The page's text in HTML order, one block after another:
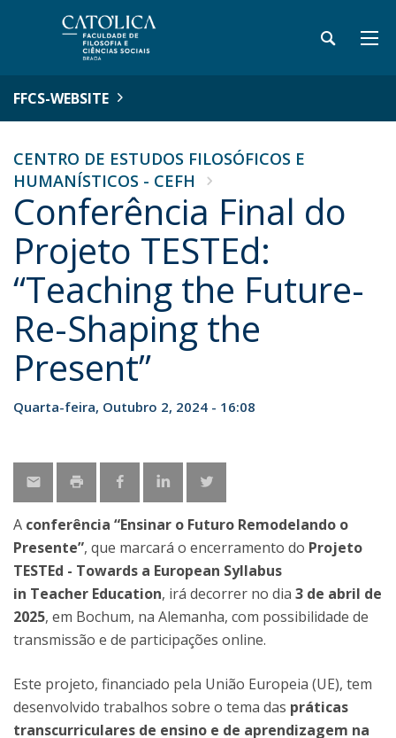
FFCS-WEBSITE
CENTRO DE ESTUDOS FILOSÓFICOS E
HUMANÍSTICOS - CEFH
Conferência Final do
Projeto TESTEd:
“Teaching the Future-
Re-Shaping the
Present”
Quarta-feira, Outubro 2, 2024 - 16:08
A conferência “Ensinar o Futuro Remodelando o
Presente”, que marcará o encerramento do Projeto
TESTEd - Towards a European Syllabus
in Teacher Education, irá decorrer no dia 3 de abril de
2025, em Bochum, na Alemanha, com possibilidade de
transmissão e de participações online.
Este projeto, financiado pela União Europeia (UE), tem
desenvolvido trabalhos sobre o tema das práticas
transcurriculares de ensino e de aprendizagem na